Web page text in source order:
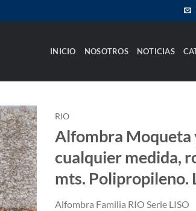
INICIO NOSOTROS NOTICIAS
RIO
Alfombra Moqueta
cualquier medida,
mts. Polipropileno.
Alfombra Familia RIO Serie LISO